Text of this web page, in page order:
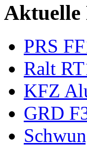
Aktuelle
PRS
Ralt
KFZ
GRD